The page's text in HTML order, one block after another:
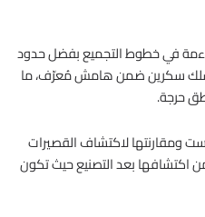
في خطوط التجميع بفضل حدود
سكرين ضمن هامش مُعرّف، ما
حرجة.
ومقارنتها لاكتشاف القصيرات
من اكتشافها بعد التصنيع حيث تكون